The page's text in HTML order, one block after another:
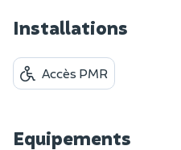
Installations
Accès PMR
Equipements